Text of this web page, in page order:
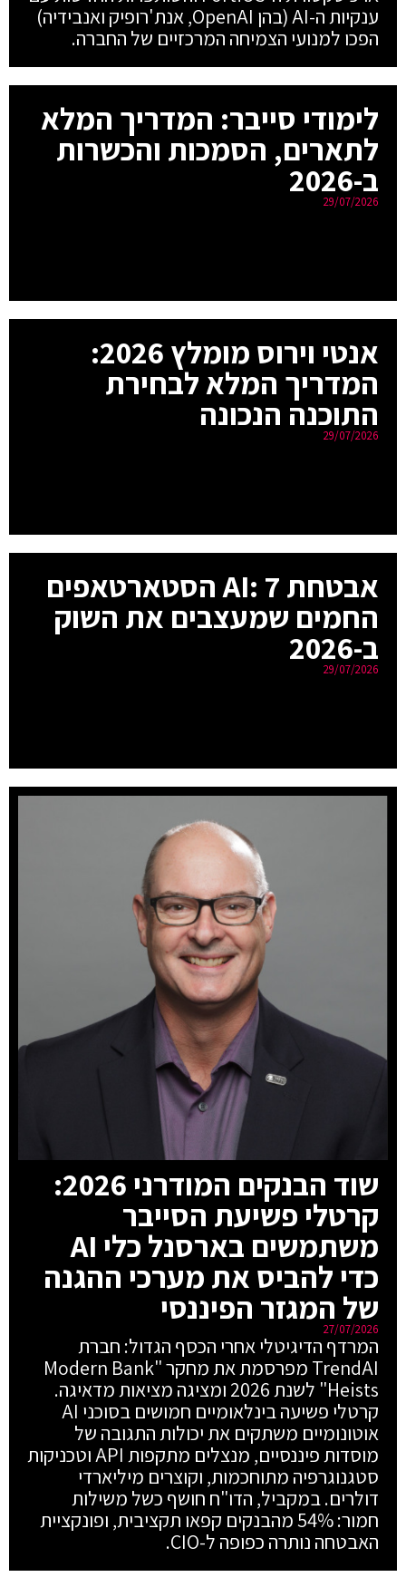
ענקיות ה-AI (בהן OpenAI, אנת'רופיק ואנבידיה)
הפכו למנועי הצמיחה המרכזיים של החברה.
לימודי סייבר: המדריך המלא
לתארים, הסמכות והכשרות
ב-2026
29/07/2026
אנטי וירוס מומלץ 2026:
המדריך המלא לבחירת
התוכנה הנכונה
29/07/2026
אבטחת AI: 7 הסטארטאפים
החמים שמעצבים את השוק
ב-2026
29/07/2026
שוד הבנקים המודרני 2026:
קרטלי פשיעת הסייבר
משתמשים בארסנל כלי AI
כדי להביס את מערכי ההגנה
של המגזר הפיננסי
27/07/2026
המרדף הדיגיטלי אחרי הכסף הגדול: חברת
TrendAI מפרסמת את מחקר "Modern Bank
Heists" לשנת 2026 ומציגה מציאות מדאיגה.
קרטלי פשיעה בינלאומיים חמושים בסוכני AI
אוטונומיים משתקים את יכולות התגובה של
מוסדות פיננסיים, מנצלים מתקפות API וטכניקות
סטגנוגרפיה מתוחכמות, וקוצרים מיליארדי
דולרים. במקביל, הדו"ח חושף כשל משילות
חמור: 54% מהבנקים קפאו תקציבית, ופונקציית
האבטחה נותרה כפופה ל-CIO.